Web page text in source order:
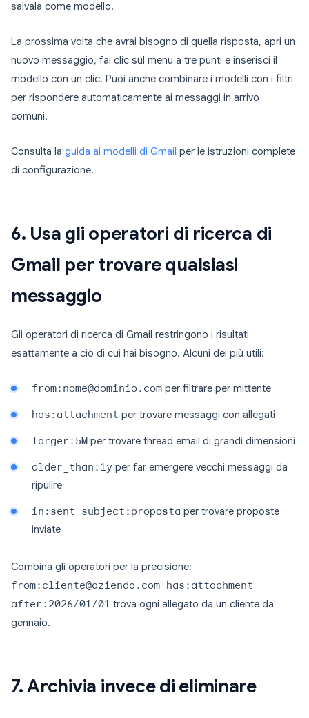
salvala come modello.
La prossima volta che avrai bisogno di quella risposta, apri un
nuovo messaggio, fai clic sul menu a tre punti e inserisci il
modello con un clic. Puoi anche combinare i modelli con i filtri
per rispondere automaticamente ai messaggi in arrivo
comuni.
Consulta la guida ai modelli di Gmail per le istruzioni complete
di configurazione.
6. Usa gli operatori di ricerca di
Gmail per trovare qualsiasi
messaggio
Gli operatori di ricerca di Gmail restringono i risultati
esattamente a ciò di cui hai bisogno. Alcuni dei più utili:
from:nome@dominio.com per filtrare per mittente
has:attachment per trovare messaggi con allegati
larger:5M per trovare thread email di grandi dimensioni
older_than:1y per far emergere vecchi messaggi da
ripulire
in:sent subject:proposta per trovare proposte
inviate
Combina gli operatori per la precisione:
from:cliente@azienda.com has:attachment
after:2026/01/01 trova ogni allegato da un cliente da
gennaio.
7. Archivia invece di eliminare